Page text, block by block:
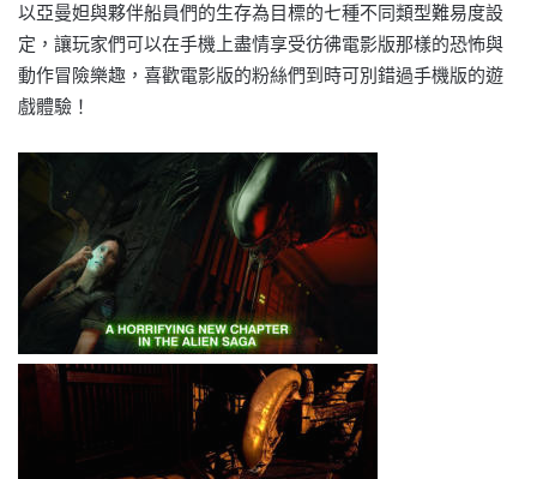
以亞曼妲與夥伴船員們的生存為目標的七種不同類型難易度設
定，讓玩家們可以在手機上盡情享受彷彿電影版那樣的恐怖與
動作冒險樂趣，喜歡電影版的粉絲們到時可別錯過手機版的遊
戲體驗！